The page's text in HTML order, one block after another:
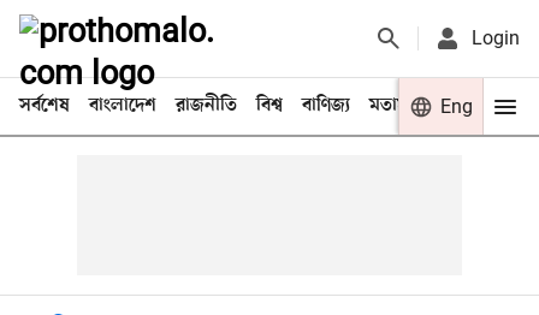
Login
সর্বশেষ বাংলাদেশ রাজনীতি বিশ্ব বাণিজ্য মতামত খেলা
Eng